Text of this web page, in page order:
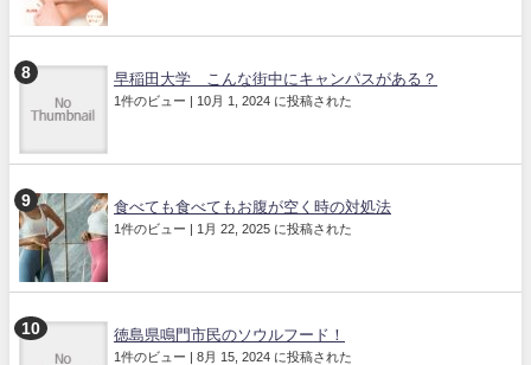
早稲田大学 こんな街中にキャンパスがある？
1件のビュー | 10月 1, 2024 に投稿された
食べても食べてもお腹が空く時の対処法
1件のビュー | 1月 22, 2025 に投稿された
徳島県鳴門市民のソウルフード！
1件のビュー | 8月 15, 2024 に投稿された